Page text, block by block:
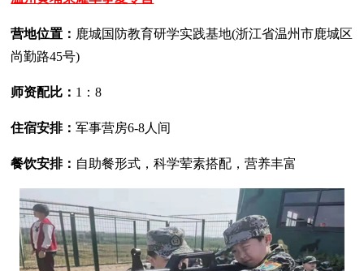
营地位置： 鹿城国防教育研学实践基地(浙江省温州市鹿城区
尚勤路45号)
师资配比： 1：8
住宿安排：军事营房6-8人间
餐饮安排： 自助餐形式，科学荤素搭配，营养丰富